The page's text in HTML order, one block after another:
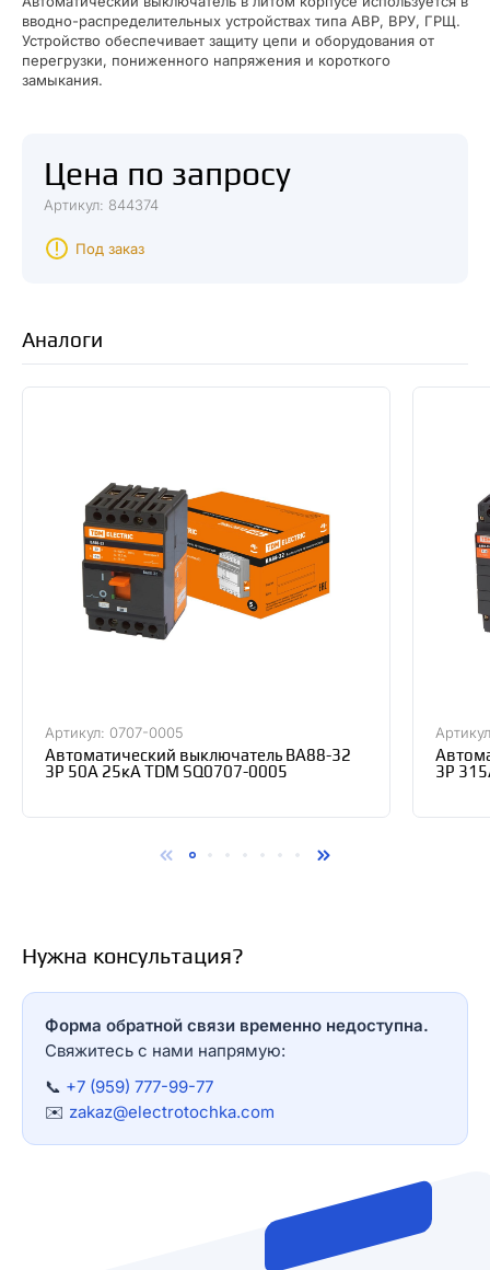
вводно-распределительных устройствах типа АВР, ВРУ, ГРЩ.
Устройство обеспечивает защиту цепи и оборудования от
перегрузки, пониженного напряжения и короткого
замыкания.
Цена по запросу
Артикул: 844374
Под заказ
Аналоги
Артикул: 0707-0005
Автоматический выключатель ВА88-32
3Р 50А 25кА TDM SQ0707-0005
3Р
Нужна консультация?
Форма обратной связи временно недоступна.
Свяжитесь с нами напрямую:
📞 +7 (959) 777-99-77
✉️ zakaz@electrotochka.com